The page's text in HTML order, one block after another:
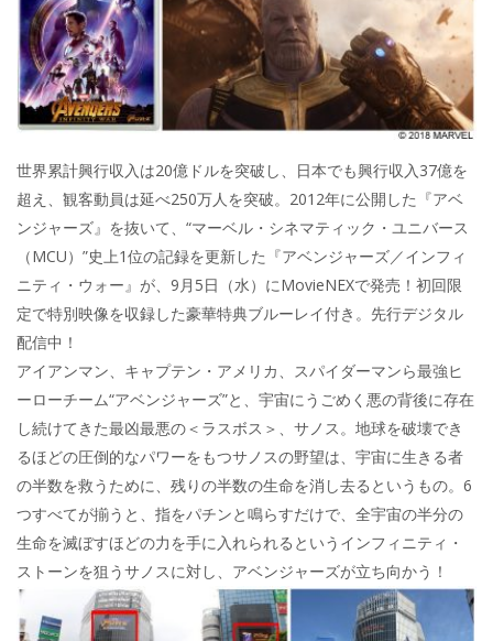
世界累計興行収入は20億ドルを突破し、日本でも興行収入37億を
超え、観客動員は延べ250万人を突破。2012年に公開した『アベ
ンジャーズ』を抜いて、“マーベル・シネマティック・ユニバース
（MCU）”史上1位の記録を更新した『アベンジャーズ／インフィ
ニティ・ウォー』が、9月5日（水）にMovieNEXで発売！初回限
定で特別映像を収録した豪華特典ブルーレイ付き。先行デジタル
配信中！
アイアンマン、キャプテン・アメリカ、スパイダーマンら最強ヒ
ーローチーム“アベンジャーズ”と、宇宙にうごめく悪の背後に存在
し続けてきた最凶最悪の＜ラスボス＞、サノス。地球を破壊でき
るほどの圧倒的なパワーをもつサノスの野望は、宇宙に生きる者
の半数を救うために、残りの半数の生命を消し去るというもの。6
つすべてが揃うと、指をパチンと鳴らすだけで、全宇宙の半分の
生命を滅ぼすほどの力を手に入れられるというインフィニティ・
ストーンを狙うサノスに対し、アベンジャーズが立ち向かう！